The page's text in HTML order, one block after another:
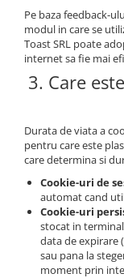
Pe baza feedback-
modul in care se
Toast SRL poate
internet sa fie mai
3. Care
Durata de viata a
pentru care este
care determina si
Cookie-uri de
automat cand
Cookie-uri
stocat in
data de expirare
sau pana la
moment prin